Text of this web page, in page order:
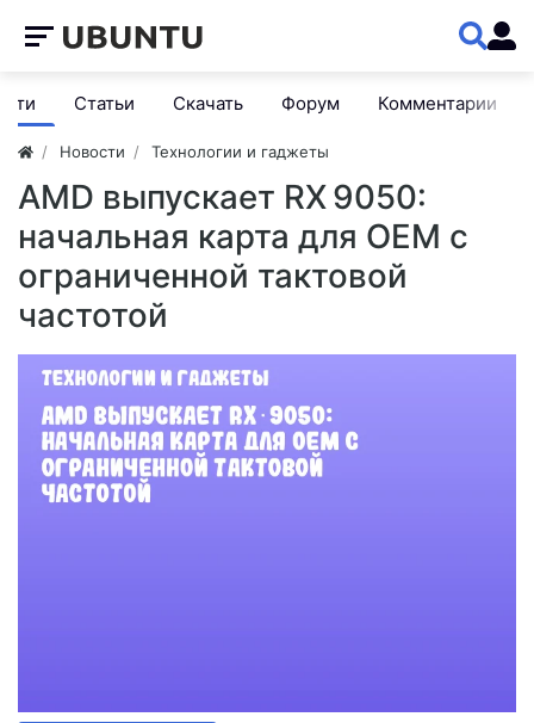
Статьи Скачать Форум Комментарии
Новости Технологии и гаджеты
AMD выпускает RX 9050:
начальная карта для OEM с
ограниченной тактовой
частотой